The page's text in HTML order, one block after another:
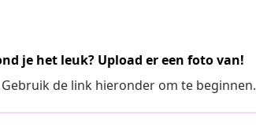
je het leuk? Upload er een foto van!
de link hieronder om te beginnen.